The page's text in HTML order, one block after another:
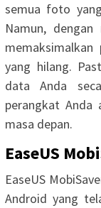
semua foto
Namun,
yang hilang.
data Anda
perangkat
masa depan.
EaseUS
EaseUS
Android yang